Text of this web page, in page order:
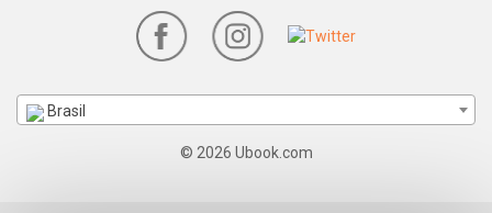
Brasil
© 2026 Ubook.com